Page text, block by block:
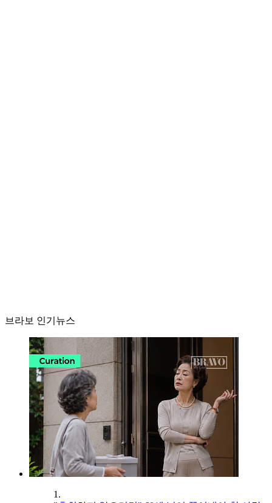
브라보 인기뉴스
1.